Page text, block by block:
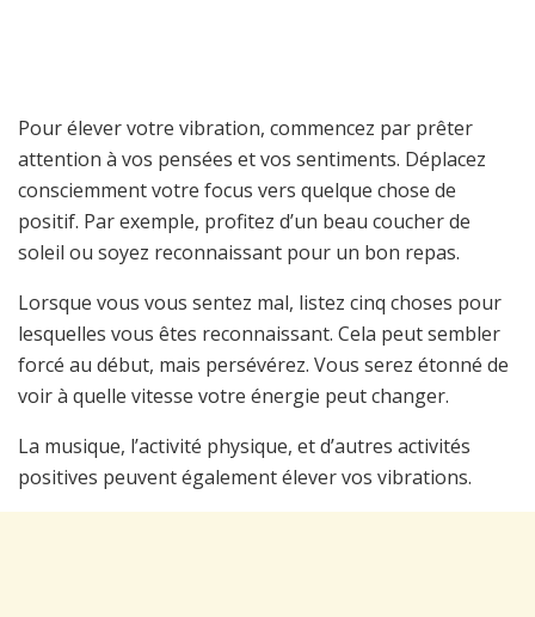
Pour élever votre vibration, commencez par prêter
attention à vos pensées et vos sentiments. Déplacez
consciemment votre focus vers quelque chose de
positif. Par exemple, profitez d’un beau coucher de
soleil ou soyez reconnaissant pour un bon repas.
Lorsque vous vous sentez mal, listez cinq choses pour
lesquelles vous êtes reconnaissant. Cela peut sembler
forcé au début, mais persévérez. Vous serez étonné de
voir à quelle vitesse votre énergie peut changer.
La musique, l’activité physique, et d’autres activités
positives peuvent également élever vos vibrations.